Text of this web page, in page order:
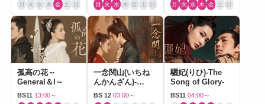
月 火 水 木 金 土 日 月 火 水 木 金 土 日 月 火 水 木 金 土 日
孤高の花～
General＆I～
BS11 13:00～
一念関山(いちね
んかんざん)-
Journey to Love-
BS 12 03:00～
驪妃(りひ)-The
Song of Glory-
BS11 04:00～